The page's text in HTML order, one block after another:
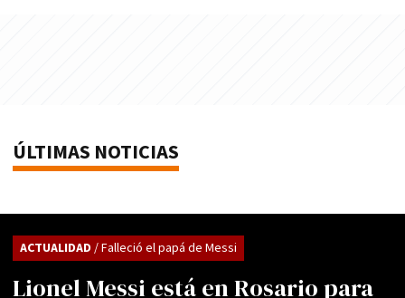
ÚLTIMAS NOTICIAS
Lionel Messi está en Rosario para
ACTUALIDAD / Falleció el papá de Messi